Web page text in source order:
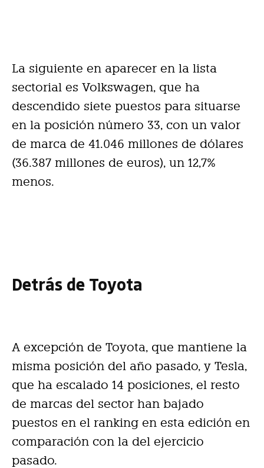
La siguiente en aparecer en la lista
sectorial es Volkswagen, que ha
descendido siete puestos para situarse
en la posición número 33, con un valor
de marca de 41.046 millones de dólares
(36.387 millones de euros), un 12,7%
menos.
Detrás de Toyota
A excepción de Toyota, que mantiene la
misma posición del año pasado, y Tesla,
que ha escalado 14 posiciones, el resto
de marcas del sector han bajado
puestos en el ranking en esta edición en
comparación con la del ejercicio
pasado.